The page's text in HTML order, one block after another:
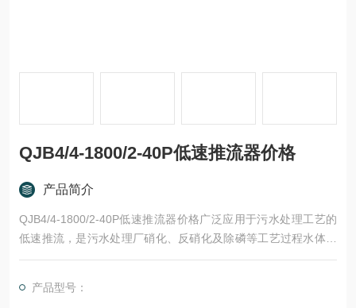
QJB4/4-1800/2-40P低速推流器价格
产品简介
QJB4/4-1800/2-40P低速推流器价格广泛应用于污水处理工艺的
低速推流，是污水处理厂硝化、反硝化及除磷等工艺过程水体循
环搅拌设备的理想选择。潜水推流器通过安装在池底的导杆和托
产品型号：